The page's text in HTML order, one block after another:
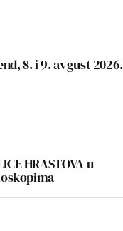
8. i 9. avgust 2026.
HRASTOVA u